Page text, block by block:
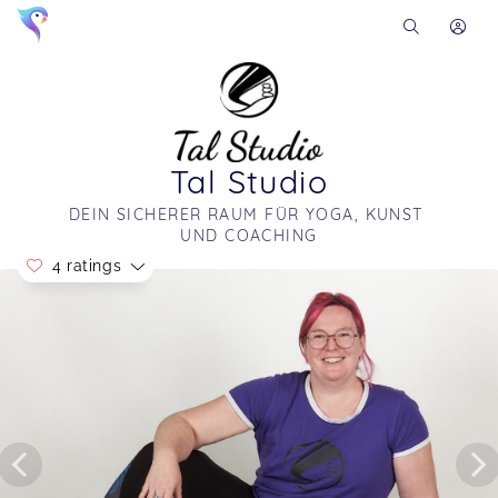
Tal Studio
DEIN SICHERER RAUM FÜR YOGA, KUNST
UND COACHING
Soon you will learn more about me here...
4 ratings
Hab mich gleich wohl gefühlt 🥰
Doris,Apr 21
Schon bei der Begrüßung durch Petra fühlten wir
uns sehr wohl und herzlich Willkommen. Wir
waren sehr gespannt, was uns erwarten würde.